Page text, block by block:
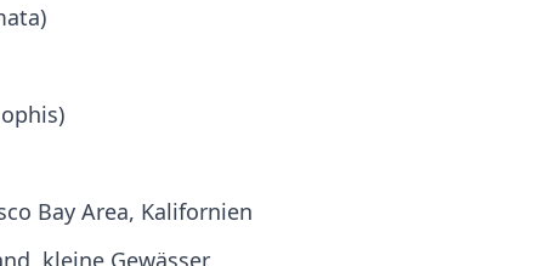
Bay Area, Kalifornien
kleine Gewässer